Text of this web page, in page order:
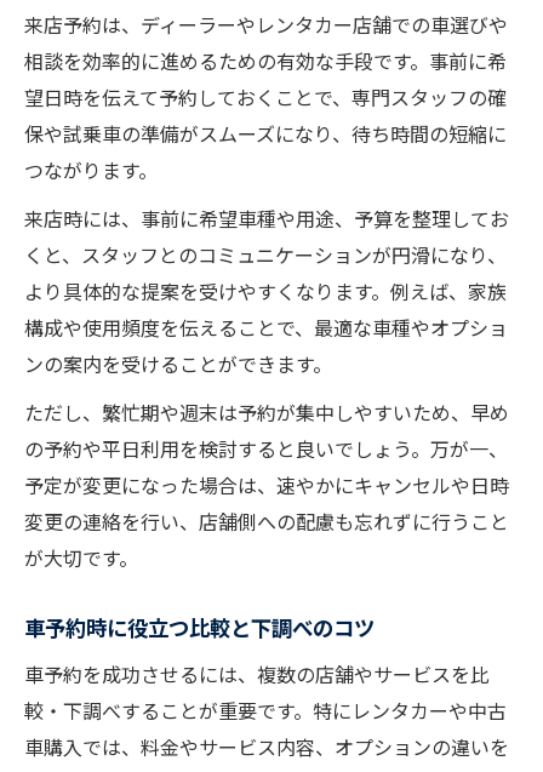
来店予約は、ディーラーやレンタカー店舗での車選びや
相談を効率的に進めるための有効な手段です。事前に希
望日時を伝えて予約しておくことで、専門スタッフの確
保や試乗車の準備がスムーズになり、待ち時間の短縮に
つながります。
来店時には、事前に希望車種や用途、予算を整理してお
くと、スタッフとのコミュニケーションが円滑になり、
より具体的な提案を受けやすくなります。例えば、家族
構成や使用頻度を伝えることで、最適な車種やオプショ
ンの案内を受けることができます。
ただし、繁忙期や週末は予約が集中しやすいため、早め
の予約や平日利用を検討すると良いでしょう。万が一、
予定が変更になった場合は、速やかにキャンセルや日時
変更の連絡を行い、店舗側への配慮も忘れずに行うこと
が大切です。
車予約時に役立つ比較と下調べのコツ
車予約を成功させるには、複数の店舗やサービスを比
較・下調べすることが重要です。特にレンタカーや中古
車購入では、料金やサービス内容、オプションの違いを